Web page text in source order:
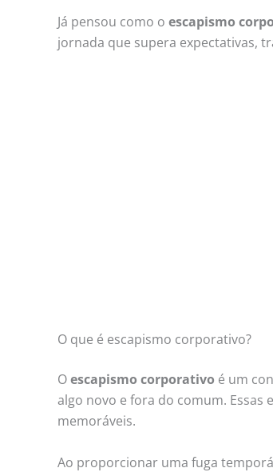
Já pensou como o escapismo
jornada que supera expectativas,
O que é escapismo corporativo?
Oescapismo corporativo é um
algo novo e fora do comum.
memoráveis.
Ao proporcionar uma fuga